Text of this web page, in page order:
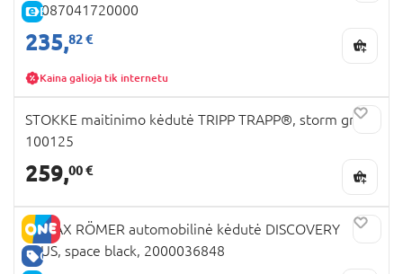
E-KAINA
07087041720000
235,82 €
Kaina galioja tik internetu
STOKKE maitinimo kėdutė TRIPP TRAPP®, storm grey,
100125
259,00 €
GERA KAINA
BRITAX RÖMER automobilinė kėdutė DISCOVERY
PLUS, space black, 2000036848